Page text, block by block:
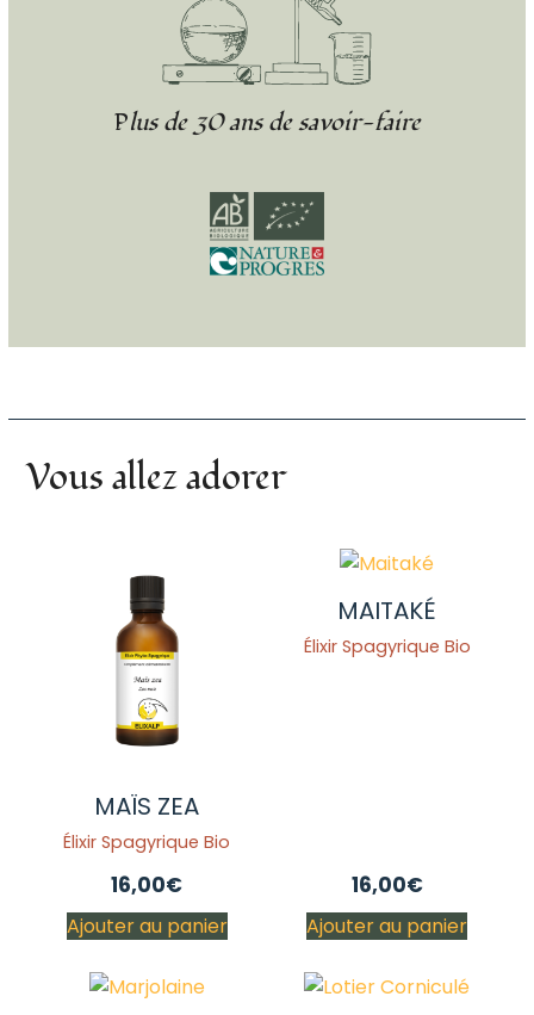
Plus de 30 ans de savoir-faire
Vous allez adorer
MAÏS ZEA
Élixir Spagyrique Bio
16,00€
Ajouter au panier
MAITAKÉ
Élixir Spagyrique Bio
16,00€
Ajouter au panier